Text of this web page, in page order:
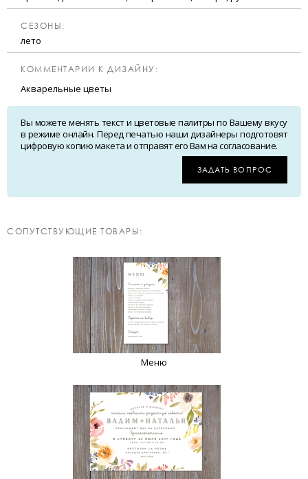
CЕЗОНЫ:
лето
КОММЕНТАРИИ К ДИЗАЙНУ:
Акварельные цветы
Вы можете менять текст и цветовые палитры по Вашему вкусу
в режиме онлайн. Перед печатью наши дизайнеры подготовят
цифровую копию макета и отправят его Вам на согласование.
ЗАДАТЬ ВОПРОС
CОПУТСТВУЮЩИЕ ТОВАРЫ:
Меню